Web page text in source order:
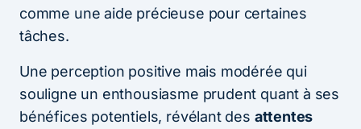
comme une aide précieuse pour certaines
tâches.
Une perception positive mais modérée qui
souligne un enthousiasme prudent quant à ses
bénéfices potentiels, révélant des attentes